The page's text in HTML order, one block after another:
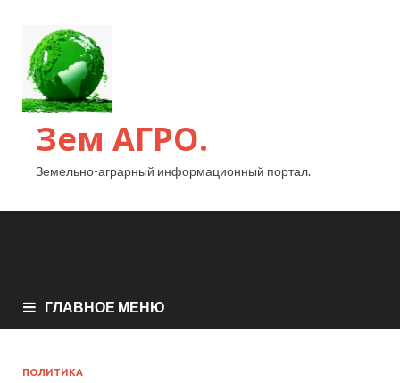
Зем АГРО.
Земельно-аграрный информационный портал.
ГЛАВНОЕ МЕНЮ
ПОЛИТИКА